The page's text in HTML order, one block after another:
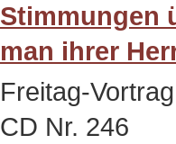
Stimmungen
man ihrer
Freitag-
CD Nr. 246